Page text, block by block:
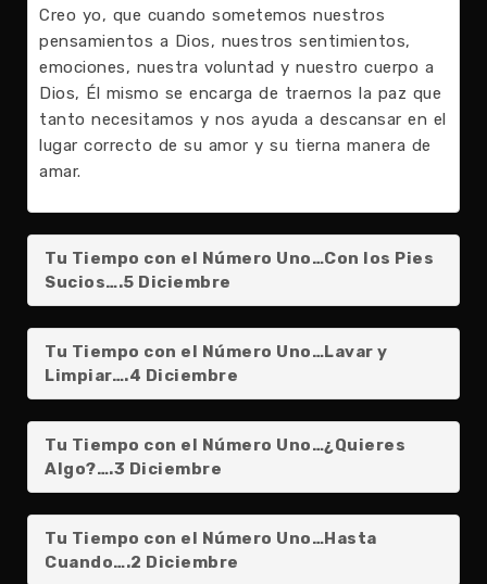
Creo yo, que cuando sometemos nuestros
pensamientos a Dios, nuestros sentimientos,
emociones, nuestra voluntad y nuestro cuerpo a
Dios, Él mismo se encarga de traernos la paz que
tanto necesitamos y nos ayuda a descansar en el
lugar correcto de su amor y su tierna manera de
amar.
Tu Tiempo con el Número Uno…Con los Pies
Sucios….5 Diciembre
Tu Tiempo con el Número Uno…Lavar y
Limpiar….4 Diciembre
Tu Tiempo con el Número Uno…¿Quieres
Algo?….3 Diciembre
Tu Tiempo con el Número Uno…Hasta
Cuando….2 Diciembre